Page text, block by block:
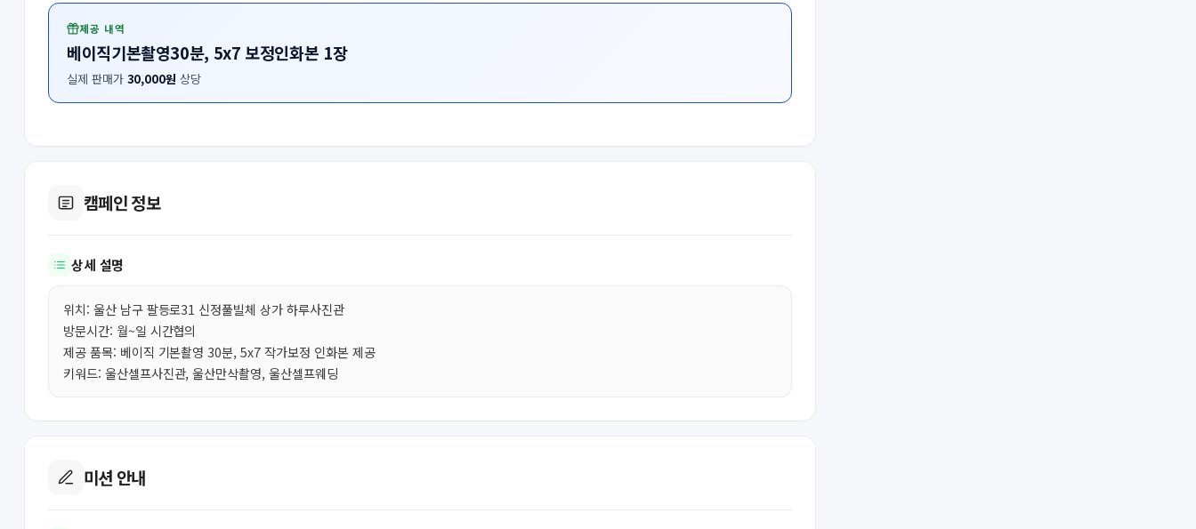
제공 내역
베이직기본촬영30분, 5x7 보정인화본 1장
실제 판매가 30,000원 상당
캠페인 정보
상세 설명
위치: 울산 남구 팔등로31 신정풀빌체 상가 하루사진관
방문시간: 월~일 시간협의
제공 품목: 베이직 기본촬영 30분, 5x7 작가보정 인화본 제공
키워드: 울산셀프사진관, 울산만삭촬영, 울산셀프웨딩
미션 안내